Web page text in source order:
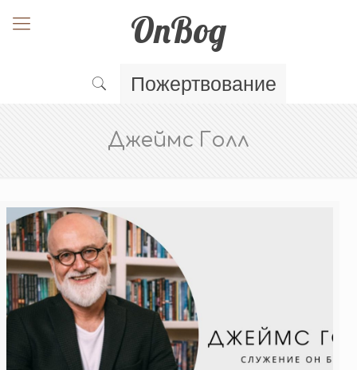
OnBog
Пожертвование
Джеймс Голл